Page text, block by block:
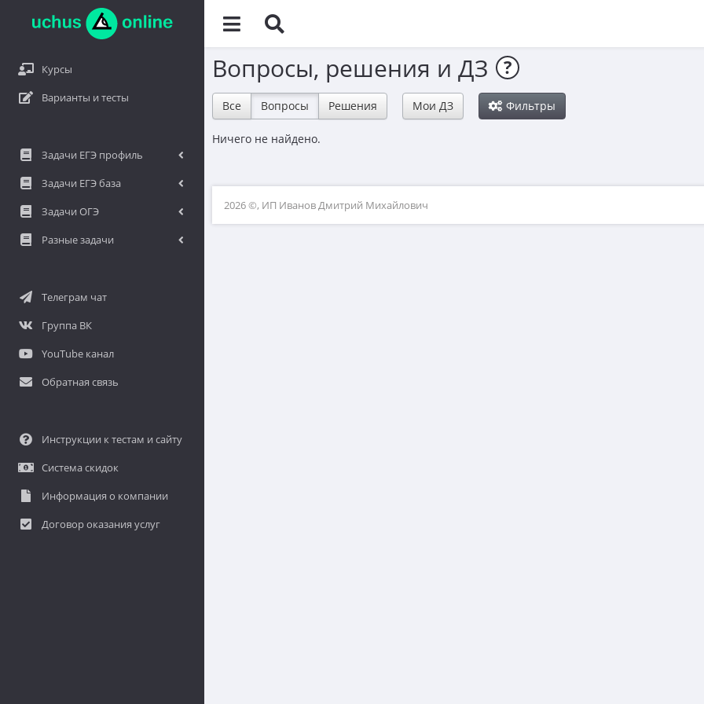
Курсы
Варианты и тесты
Задачи ЕГЭ профиль
Задачи ЕГЭ база
Задачи ОГЭ
Разные задачи
Телеграм чат
Группа ВК
YouTube канал
Обратная связь
Инструкции к тестам и сайту
Система скидок
Информация о компании
Договор оказания услуг
Вопросы, решения и ДЗ ?
Все Вопросы Решения Мои ДЗ Фильтры
Ничего не найдено.
2026 ©, ИП Иванов Дмитрий Михайлович